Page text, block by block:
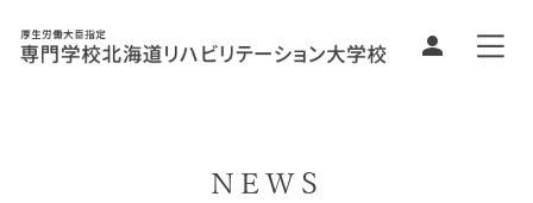
NEWS